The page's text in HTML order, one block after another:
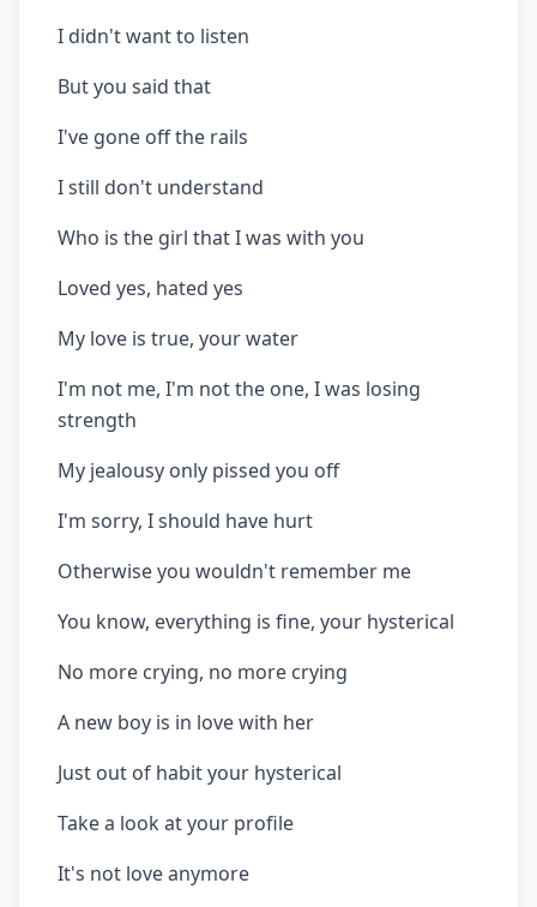
I didn't want to listen
But you said that
I've gone off the rails
I still don't understand
Who is the girl that I was with you
Loved yes, hated yes
My love is true, your water
I'm not me, I'm not the one, I was losing
strength
My jealousy only pissed you off
I'm sorry, I should have hurt
Otherwise you wouldn't remember me
You know, everything is fine, your hysterical
No more crying, no more crying
A new boy is in love with her
Just out of habit your hysterical
Take a look at your profile
It's not love anymore